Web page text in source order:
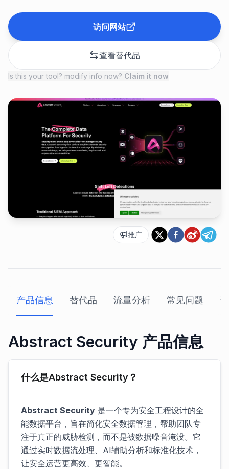
访问网站
查看替代品
Is this your tool? modify info now? Claim it now
推广
产品信息 替代品 流量分析 常见问题
Abstract Security 产品信息
什么是Abstract Security？
Abstract Security 是一个专为安全工程设计的全
能数据平台，旨在简化安全数据管理，帮助团队专
注于真正的威胁检测，而不是被数据噪音淹没。它
通过实时数据流处理、AI辅助分析和标准化技术，
让安全运营更高效、更智能。